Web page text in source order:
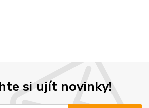
si ujít novinky!